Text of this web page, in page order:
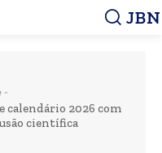
JBN
-
calendário 2026 com
científica